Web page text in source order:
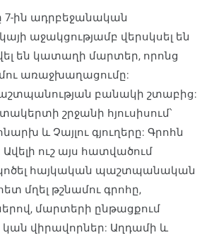
7-ին ադրբեջանական
աջակցությամբ վերսկսել են
են կատաղի մարտեր, որոնց
առաջխաղացումը:
բանակի շտաբից:
շրջանի հյուսիսում՝
և Չայլու գյուղերը: Գրոհն
ուշ այս հատվածում
հայկական պաշտպանական
մղել թշնամու գրոհը,
մարտերի ընթացքում
կան վիրավորներ: Աղդամի և